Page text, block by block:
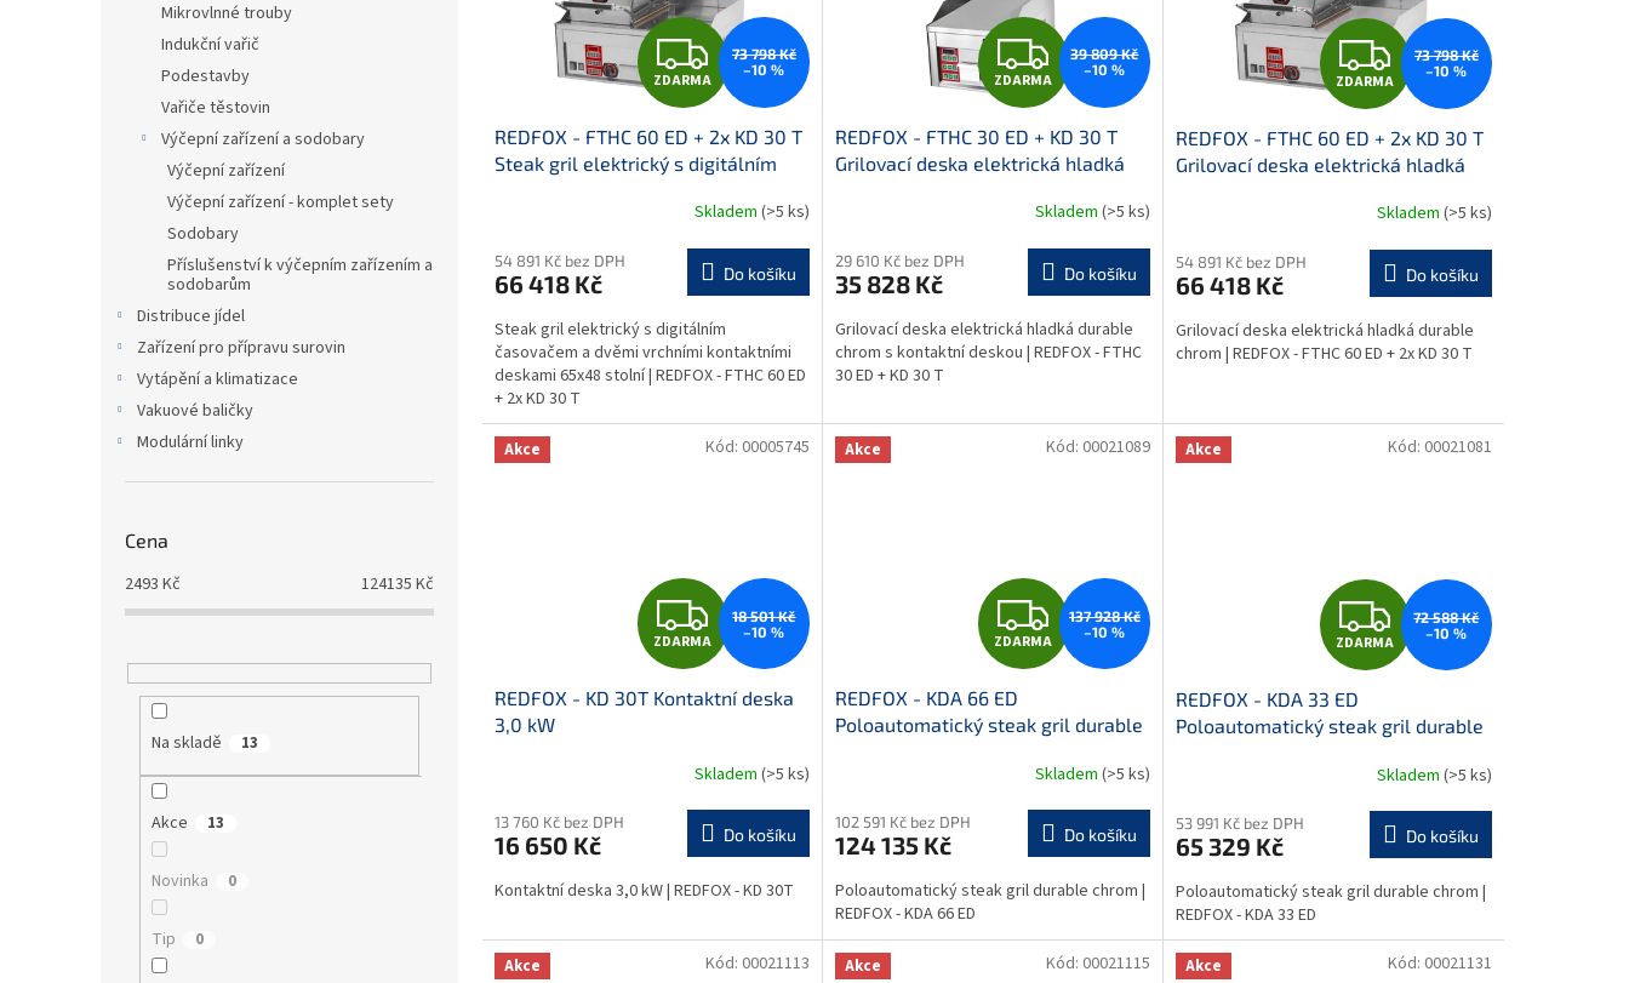
Mikrovlnné trouby
Indukční vařič
Podestavby
Vařiče těstovin
Výčepní zařízení a sodobary
Výčepní zařízení
Výčepní zařízení - komplet sety
Sodobary
Příslušenství k výčepním zařízením a
sodobarům
Distribuce jídel
Zařízení pro přípravu surovin
Vytápění a klimatizace
Vakuové baličky
Modulární linky
Cena
2493 Kč 124135 Kč
Na skladě 13
Akce 13
Novinka 0
Tip 0
Z
D
A
R
M
A
ZDARMA
73 798 Kč
–10 %
REDFOX - FTHC 60 ED + 2x KD 30 T
Steak gril elektrický s digitálním
kontaktními deskami 65x48 stolní
Skladem (>5 ks)
54 891 Kč bez DPH
66 418 Kč Do košíku
Steak gril elektrický s digitálním
časovačem a dvěmi vrchními kontaktními
deskami 65x48 stolní | REDFOX - FTHC 60 ED
+ 2x KD 30 T
Z
D
A
R
M
A
ZDARMA
39 809 Kč
–10 %
REDFOX - FTHC 30 ED + KD 30 T
Grilovací deska elektrická hladká
Skladem (>5 ks)
29 610 Kč bez DPH
35 828 Kč Do košíku
Grilovací deska elektrická hladká durable
chrom s kontaktní deskou | REDFOX - FTHC
30 ED + KD 30 T
Z
D
A
R
M
A
ZDARMA
73 798 Kč
–10 %
REDFOX - FTHC 60 ED + 2x KD 30 T
Grilovací deska elektrická hladká
Skladem (>5 ks)
54 891 Kč bez DPH
66 418 Kč Do košíku
Grilovací deska elektrická hladká durable
chrom | REDFOX - FTHC 60 ED + 2x KD 30 T
Akce
Z
D
A
R
M
A
ZDARMA
18 501 Kč
–10 %
REDFOX - KD 30T Kontaktní deska
3,0 kW
Skladem (>5 ks)
13 760 Kč bez DPH
16 650 Kč Do košíku
Kontaktní deska 3,0 kW | REDFOX - KD 30T
Kód: 00005745 Akce
Z
D
A
R
M
A
ZDARMA
137 928 Kč
–10 %
REDFOX - KDA 66 ED
Poloautomatický steak gril durable
Skladem (>5 ks)
102 591 Kč bez DPH
124 135 Kč Do košíku
Poloautomatický steak gril durable chrom |
REDFOX - KDA 66 ED
Kód: 00021089 Akce
Z
D
A
R
M
A
ZDARMA
72 588 Kč
–10 %
REDFOX - KDA 33 ED
Poloautomatický steak gril durable
Skladem (>5 ks)
53 991 Kč bez DPH
65 329 Kč Do košíku
Poloautomatický steak gril durable chrom |
REDFOX - KDA 33 ED
Kód: 00021081
Akce Kód: 00021113 Akce Kód: 00021115 Akce Kód: 00021131